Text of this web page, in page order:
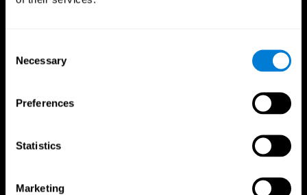
Selection
Necessary
Preferences
Statistics
Marketing
মস্তিষ্ক বিজ্ঞান
মস্তিষ্কের অংশগুলি
সুস্থ বয়স্ক প্রাপ্তবয়স্কদের ট্রায়াল